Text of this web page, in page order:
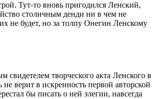
Тут-то вновь пригодился Ленский,
столичным денди ни в чем не
не будет, но за толпу Онегин Ленскому
свидетелем творческого акта Ленского в
не верит в искренность первой авторской
бы писать о ней элегии, навсегда